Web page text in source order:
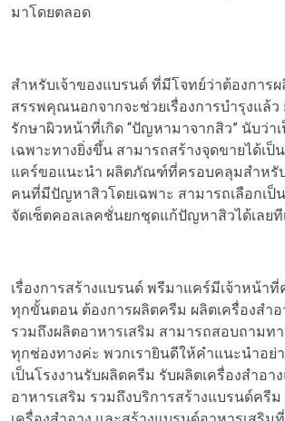
มาโดยตลอด
สำหรับเจ้าของแบรนด์ ที่มีโจทย์ว่าต้องการ
สรรพคุณนอกจากจะช่วยเรื่องการบำรุงแล้ว
รักษาผิวหน้าที่เกิด “ปัญหามาจากสิว” นับว่า
เฉพาะทางยิ่งขึ้น สามารถสร้างจุดขายได้เป็
แคร์ขอแนะนำ ผลิตภัณฑ์ที่ครอบคลุมสำหรั
คนที่มีปัญหาสิวโดยเฉพาะ สามารถเลือกเป็
จัดเซ็ตคอลเลคชั่นยกชุดแก้ปัญหาสิวได้เลยที
เรื่องการสร้างแบรนด์ พรีมาแคร์มีเจ้าหน้า
ทุกขั้นตอน ต้องการผลิตครีม ผลิตเครื่องสำอ
รวมถึงผลิตอาหารเสริม สามารถสอบถามท
ทุกช่องทางค่ะ พวกเรายินดีให้คำแนะนำอย่า
เป็นโรงงานรับผลิตครีม รับผลิตเครื่องสำอา
อาหารเสริม รวมถึงบริการสร้างแบรนด์ครี